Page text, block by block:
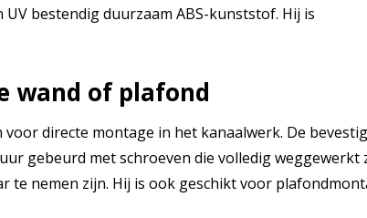
bestendig duurzaam ABS-kunststof. Hij is
wand of plafond
directe montage in het kanaalwerk. De
gebeurd met schroeven die volledig weggewerkt
te nemen zijn. Hij is ook geschikt voor